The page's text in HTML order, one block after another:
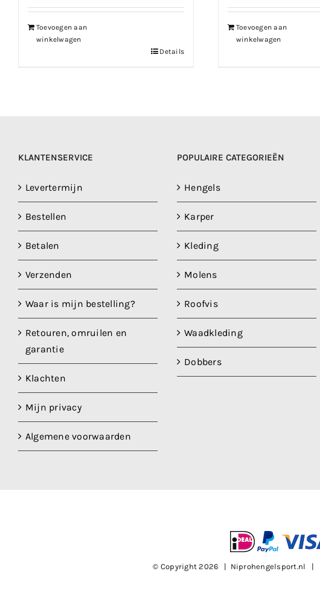
Toevoegen aan
winkelwagen
Details
Toevoegen aan
winkelwagen
KLANTENSERVICE
Levertermijn
Bestellen
Betalen
Verzenden
Waar is mijn bestelling?
Retouren, omruilen en
garantie
Klachten
Mijn privacy
Algemene voorwaarden
POPULAIRE CATEGORIEËN
Hengels
Karper
Kleding
Molens
Roofvis
Waadkleding
Dobbers
© Copyright2026 | Niprohengelsport.nl |